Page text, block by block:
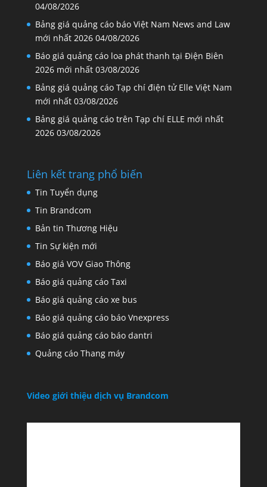
04/08/2026
Bảng giá quảng cáo báo Việt Nam News and Law
mới nhất 2026 04/08/2026
Báo giá quảng cáo loa phát thanh tại Điện Biên
2026 mới nhất 03/08/2026
Bảng giá quảng cáo Tạp chí điện tử Elle Việt Nam
mới nhất 03/08/2026
Bảng giá quảng cáo trên Tạp chí ELLE mới nhất
2026 03/08/2026
Liên kết trang phổ biến
Tin Tuyển dụng
Tin Brandcom
Bản tin Thương Hiệu
Tin Sự kiện mới
Báo giá VOV Giao Thông
Báo giá quảng cáo Taxi
Báo giá quảng cáo xe bus
Báo giá quảng cáo báo Vnexpress
Báo giá quảng cáo báo dantri
Quảng cáo Thang máy
Video giới thiệu dịch vụ Brandcom